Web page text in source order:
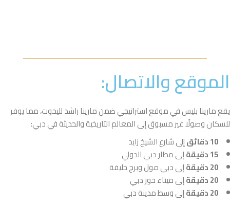
الموقع والاتصال:
يقع مارينا بليس في موقع استراتيجي ضمن مارينا راشد لليخوت، مما يوفر
للسكان وصولًا غير مسبوق إلى المعالم التاريخية والحديثة في دبي:
10 دقائق
إلى شارع الشيخ زايد
15 دقيقة
إلى مطار دبي الدولي
20 دقيقة
إلى دبي مول وبرج خليفة
20 دقيقة
إلى ميناء خور دبي
20 دقيقة
إلى وسط مدينة دبي